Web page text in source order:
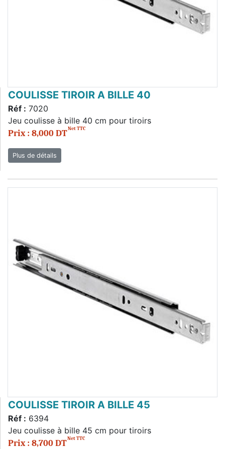
COULISSE TIROIR A BILLE 40
Réf : 7020
Jeu coulisse à bille 40 cm pour tiroirs
Prix : 8,000 DTNet TTC
Plus de détails
COULISSE TIROIR A BILLE 45
Réf : 6394
Jeu coulisse à bille 45 cm pour tiroirs
Prix : 8,700 DTNet TTC